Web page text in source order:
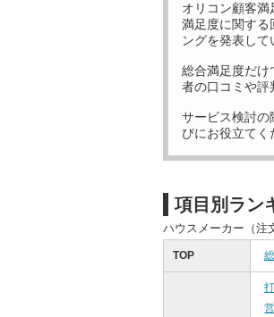
オリコン顧客満
満足度に関する
ングを発表して
総合満足度だけ
者の口コミや評
サービス検討の
びにお役立てく
項目別ラン
ハウスメーカー（注
TOP